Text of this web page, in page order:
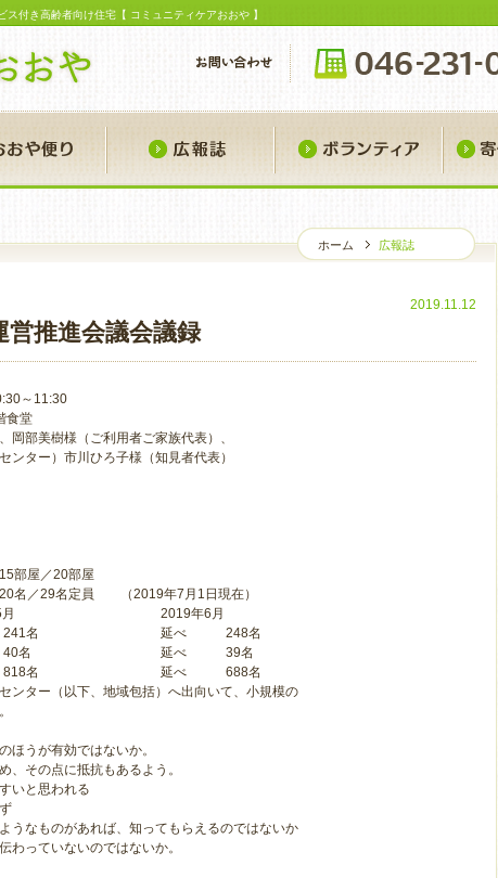
付き高齢者向け住宅【 コミュニティケアおおや 】
おおや便り 広報誌 ボランテ
ホーム 広報誌
2019.11.12
推進会議会議録
～11:30
食堂
岡部美樹様（ご利用者ご家族代表）、
ンター）市川ひろ子様（知見者代表）
屋／20部屋
／29名定員 （2019年7月1日現在）
2019年6月
名
延べ 248名
名
延べ 39名
名
延べ 688名
ンター（以下、地域包括）へ出向いて、小規模の
ほうが有効ではないか。
、その点に抵抗もあるよう。
いと思われる
うなものがあれば、知ってもらえるのではないか
わっていないのではないか。